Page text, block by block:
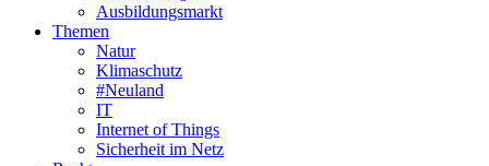
Ausbildungsmarkt
Themen
Natur
Klimaschutz
#Neuland
IT
Internet of Things
Sicherheit im Netz